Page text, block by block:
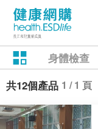
身體檢查
共12個產品 1 / 1 頁